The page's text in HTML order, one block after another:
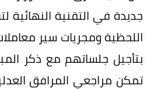
جديدة في التقنية النهائية
اللحظية ومجريات سير
بتأجيل جلساتهم مع ذكر
تمكن مراجعي المرافق